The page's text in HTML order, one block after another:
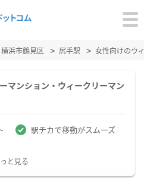
横浜市鶴見区 尻手駅 女性向けのウ
マンション・ウィークリーマン
駅チカで移動がスムーズ
と見る